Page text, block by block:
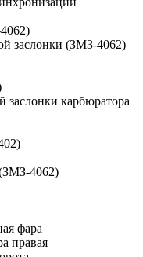
заслонки (ЗМЗ-4062)
карбюратора
4062)
фара
правая